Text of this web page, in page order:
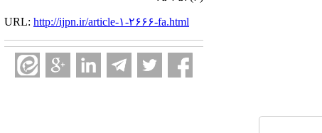
URL: http://ijpn.ir/article-۱-۲۶۶۶-fa.html